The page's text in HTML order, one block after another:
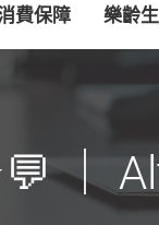
費保障 樂齡
｜